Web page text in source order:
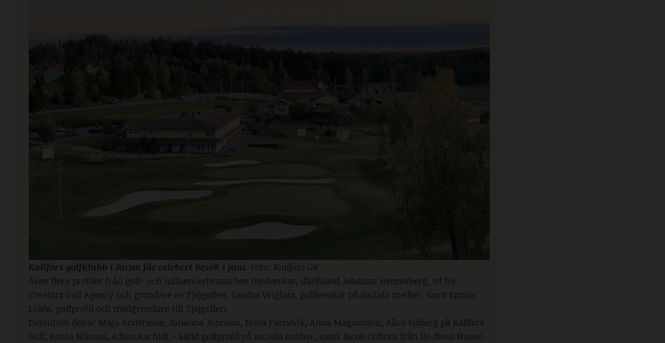
Kallfors golfklubb i Järna får celebert besök i juni. Foto: Kallfors GK
Även flera profiler från golf- och influencerbranschen medverkar, däribland Johanna Hennerberg, vd för
Creators Golf Agency och grundare av Tjejgolfen, Sandra Wigfors, golfkreatör på sociala medier, samt Emilie
Lidén, golfprofil och medgrundare till Tjejgolfen.
Dessutom deltar Maja Andersson, Johanna Johnson, Nova Parnevik, Anna Magnusson, Alice Sjöberg på Kallfors
Golf, Kenta Nilsson, Adam Rachidi – känd golfprofil på sociala medier, samt Jacob Criborn från DJ-duon Nause.